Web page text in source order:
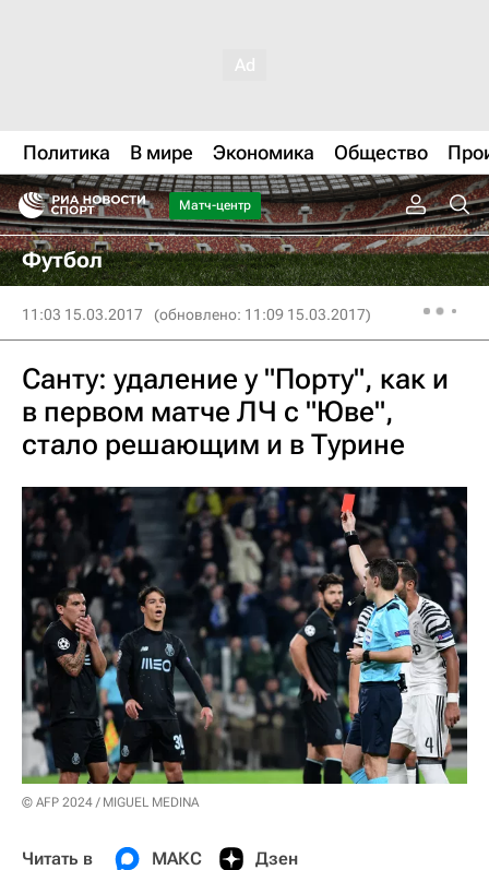
Политика В мире Экономика Общество
Матч-центр
Футбол
11:03 15.03.2017 (обновлено: 11:09 15.03.2017)
Санту: удаление у "Порту", как и
в первом матче ЛЧ с "Юве",
стало решающим и в Турине
© AFP 2024 / MIGUEL MEDINA
Читать в МАКС Дзен